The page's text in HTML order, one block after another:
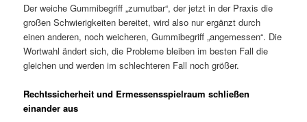
Der weiche Gummibegriff „zumutbar“, der jetzt in der Praxis die
großen Schwierigkeiten bereitet, wird also nur ergänzt durch
einen anderen, noch weicheren, Gummibegriff „angemessen“. Die
Wortwahl ändert sich, die Probleme bleiben im besten Fall die
gleichen und werden im schlechteren Fall noch größer.
Rechtssicherheit und Ermessensspielraum schließen
einander aus